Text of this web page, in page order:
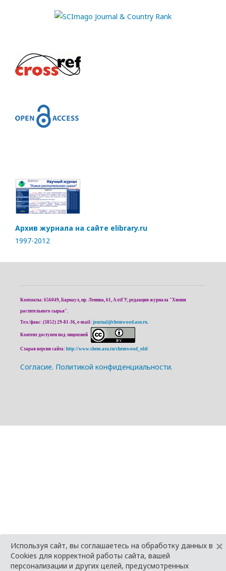
Архив журнала на сайте elibrary.ru
1997-2012
Контакты: 656049, Барнаул, пр. Ленина, 61, АлтГУ, редакция журнала "Химия
растительного сырья".
Тел./факс: (3852) 29-81-36, e-mail: journal@chemwood.asu.ru.
Контент доступен под лицензией
Старая версия сайта: http://www.chem.asu.ru/chemwood_old/
Cогласие. Политикой конфиденциальности.
Используя сайт, вы соглашаетесь на обработку данных в
Cookies для корректной работы сайта, вашей
персонализации и других целей, предусмотренных
×